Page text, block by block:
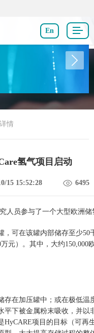
En
情
氢气项目启动
15 15:52:28 6495
人员参与了一个大型欧洲储
，可在该罐内部储存至少50
万元）。其中 ， 大约150,000
存在加压罐中；或在极低温
平下被金属粉末吸收，并以
HyCARE项目的目标（可再